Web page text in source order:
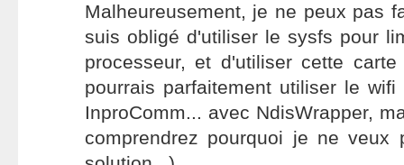
Malheureusement, je ne peux pas
suis obligé d'utiliser le sysfs pour
processeur, et d'utiliser cette
pourrais parfaitement utiliser le
InproComm... avec NdisWrapper,
comprendrez pourquoi je ne veux